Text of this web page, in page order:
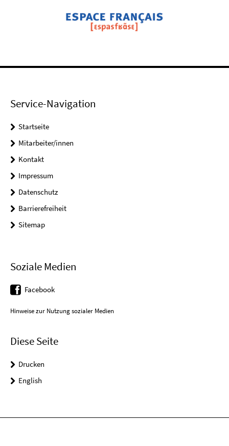
Service-Navigation
Startseite
Mitarbeiter/innen
Kontakt
Impressum
Datenschutz
Barrierefreiheit
Sitemap
Soziale Medien
Facebook
Hinweise zur Nutzung sozialer Medien
Diese Seite
Drucken
English